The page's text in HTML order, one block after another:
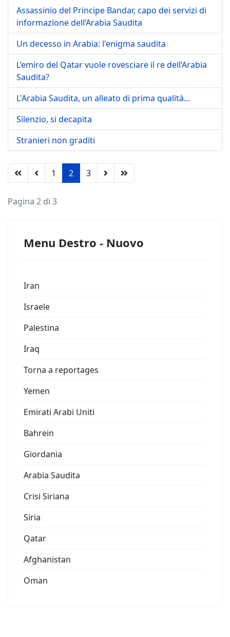
Assassinio del Principe Bandar, capo dei servizi di
informazione dell’Arabia Saudita
Un decesso in Arabia: l'enigma saudita
L’emiro del Qatar vuole rovesciare il re dell’Arabia
Saudita?
L'Arabia Saudita, un alleato di prima qualità...
Silenzio, si decapita
Stranieri non graditi
1 2 3
Pagina 2 di 3
Menu Destro - Nuovo
Iran
Israele
Palestina
Iraq
Torna a reportages
Yemen
Emirati Arabi Uniti
Bahrein
Giordania
Arabia Saudita
Crisi Siriana
Siria
Qatar
Afghanistan
Oman